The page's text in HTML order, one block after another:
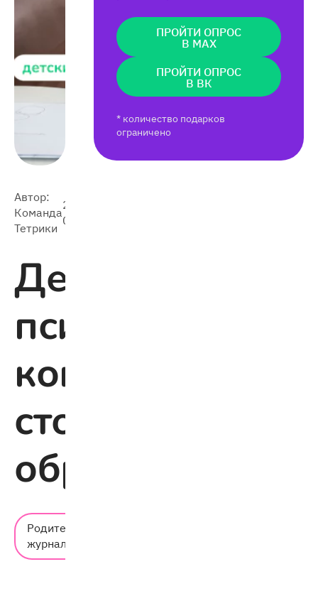
Автор:
Команда
Тетрики
2025-
05-20
Детский
психолог:
когда
стоит
обратиться
Родительский
журнал
ПРОЙТИ ОПРОС
В MAX
ПРОЙТИ ОПРОС
В ВК
* количество подарков
ограничено